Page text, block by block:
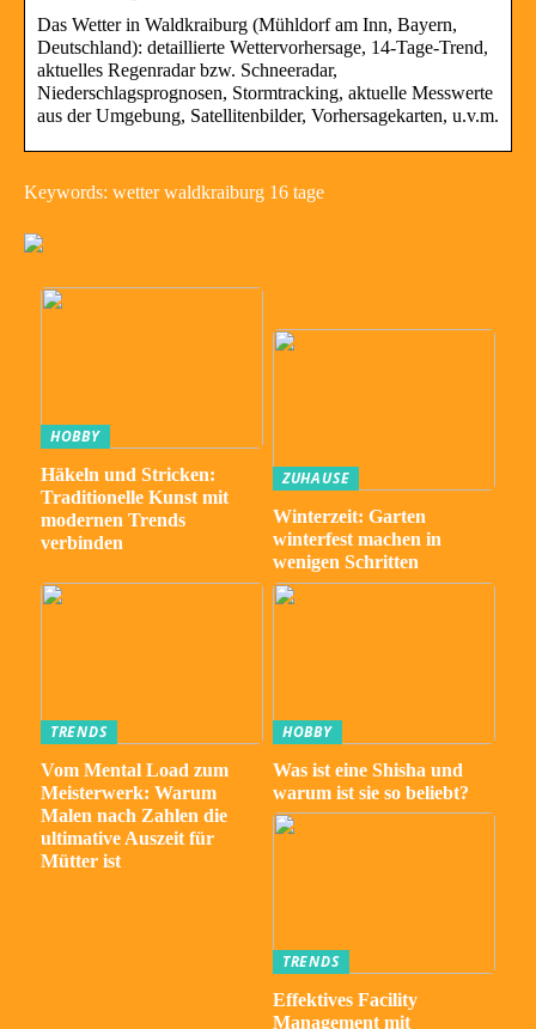
Das Wetter in Waldkraiburg (Mühldorf am Inn, Bayern,
Deutschland): detaillierte Wettervorhersage, 14-Tage-Trend,
aktuelles Regenradar bzw. Schneeradar,
Niederschlagsprognosen, Stormtracking, aktuelle Messwerte
aus der Umgebung, Satellitenbilder, Vorhersagekarten, u.v.m.
Keywords: wetter waldkraiburg 16 tage
HOBBY
Häkeln und Stricken:
Traditionelle Kunst mit
modernen Trends
verbinden
ZUHAUSE
Winterzeit: Garten
winterfest machen in
wenigen Schritten
TRENDS
Vom Mental Load zum
Meisterwerk: Warum
Malen nach Zahlen die
ultimative Auszeit für
Mütter ist
HOBBY
Was ist eine Shisha und
warum ist sie so beliebt?
TRENDS
Effektives Facility
Management mit